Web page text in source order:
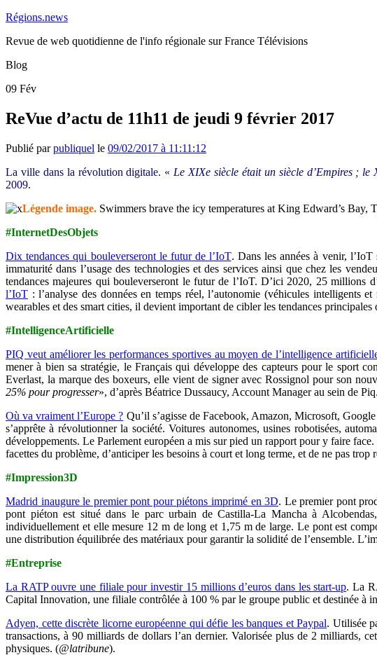
Régions.news
Revue de web quotidienne de l'info régionale sur France Télévisions
Blog
09 Fév
ReVue d’actu de 11h11 de jeudi 9 février 2017
Publié parpubliquel le 09/02/2017 à 11:11:12
La ville dans la révolution digitale. « Le XIXe siècle était un siècle d’Empires ;
2009.
Légende image. Swimmers brave the icy temperatures at King Edward’s Bay,
#InternetDesObjets
Dix tendances qui bouleverseront le futur de l’IoT. Dans les années à venir,
immaturité dans l’usage des technologies et des services ainsi que chez les
tendances majeures qui bouleverseront le futur de l’IoT. D’ici 2020, 25 millions
l’IoT : l’analyse des données en temps réel, l’autonomie (véhicules intelligents
wearables et des smart cities, il devient important de cibler les tendances
#IntelligenceArtificielle
PIQ veut améliorer les performances sportives au moyen de l’intelligence
mener à bien sa stratégie, le Français qui développe des capteurs pour le sport
Everlast, la marque des boxeurs, elle vient de signer avec Rossignol pour son
25% pour progresser», d’après Béatrice Dussaucy, Account Manager au sein de Piq.
Où va vraiment l’Europe ? Qu’il s’agisse de Facebook, Amazon, Microsoft,
s’apprête à révolutionner la société. Voitures autonomes, usines robotisées,
développements. Le Parlement européen a mis sur pied un rapport pour y faire
facettes du problème, d’anticiper les besoins à court et long terme, et de ne pas
#Impression3D
Madrid inaugure le premier pont pour piétons imprimé en 3D. Le premier pont
pont piéton est situé dans le parc urbain de Castilla-La Mancha à
individuellement et elle mesure 12 m de long et 1,75 m de large. Le pont est
une distribution équilibrée des matériaux pour garantir la solidité de l’ensemble.
#Entreprise
La RATP ouvre une filiale pour investir 15 millions d’euros dans les start-up. La
Capital Innovation, une filiale contrôlée à 100 % par le groupe public et destinée à
Adyen, cette discrète licorne européenne qui défie les banques et Paypal. Utilisée
transactions, à 90 milliards de dollars l’an dernier. Valorisée plus de 2 milliards,
physiques. (@latribune).